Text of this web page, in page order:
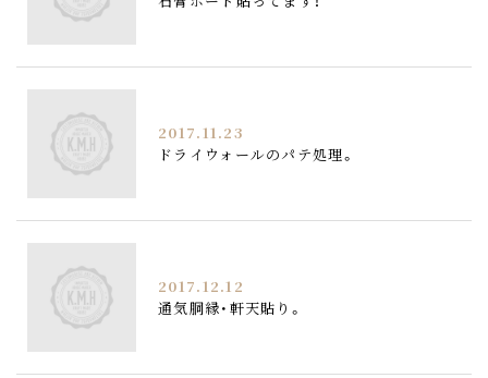
2017.11.23
ドライウォールのパテ処理。
2017.12.12
通気胴縁・軒天貼り。